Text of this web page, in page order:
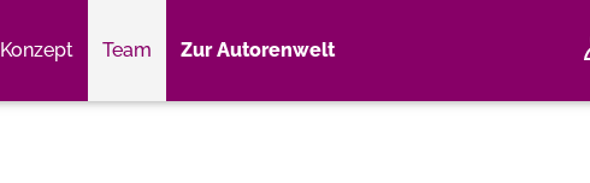
Konzept Team Zur Autorenwelt